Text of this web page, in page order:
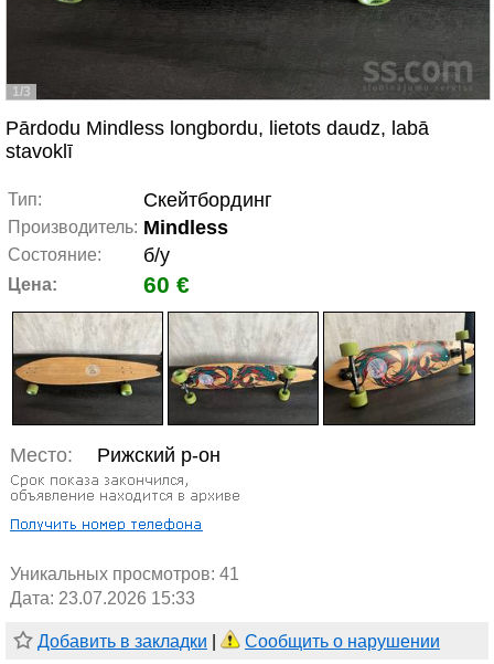
1/3
Pārdodu Mindless longbordu, lietots daudz, labā
stavoklī
Тип: Скейтбординг
Производитель: Mindless
Состояние: б/у
Цена: 60 €
Место: Рижский р-он
Уникальных просмотров: 41
Дата: 23.07.2026 15:33
Добавить в закладки Сообщить о нарушении